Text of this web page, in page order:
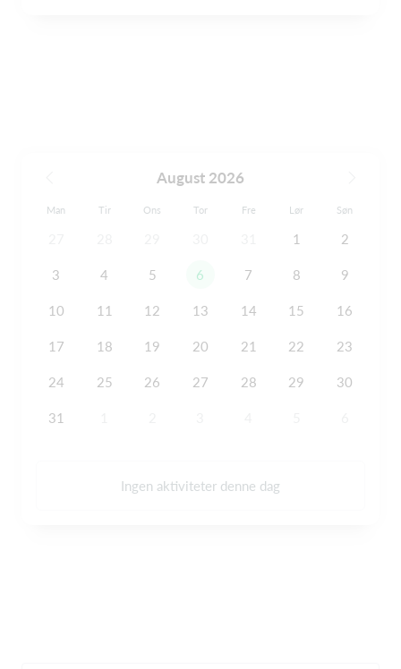
August 2026
Man Tir Ons Tor Fre Lør Søn
1 2
3 4 5 6 7 8 9
10 11 12 13 14 15 16
17 18 19 20 21 22 23
24 25 26 27 28 29 30
31
Ingen aktiviteter denne dag